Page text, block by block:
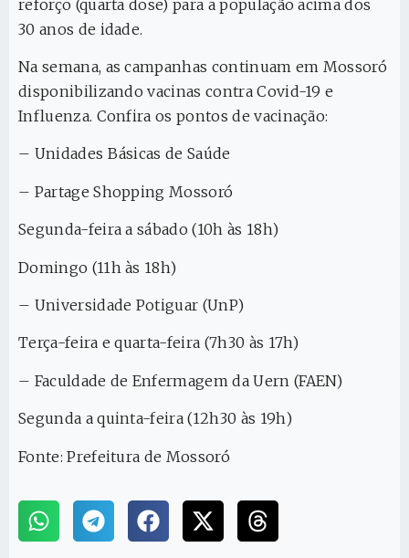
reforço (quarta dose) para a população acima dos
30 anos de idade.
Na semana, as campanhas continuam em Mossoró
disponibilizando vacinas contra Covid-19 e
Influenza. Confira os pontos de vacinação:
– Unidades Básicas de Saúde
– Partage Shopping Mossoró
Segunda-feira a sábado (10h às 18h)
Domingo (11h às 18h)
– Universidade Potiguar (UnP)
Terça-feira e quarta-feira (7h30 às 17h)
– Faculdade de Enfermagem da Uern (FAEN)
Segunda a quinta-feira (12h30 às 19h)
Fonte: Prefeitura de Mossoró